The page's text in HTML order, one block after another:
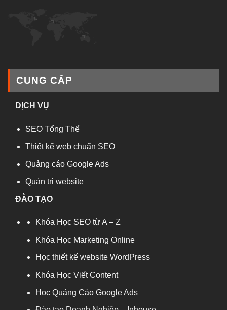
CUNG CẤP
DỊCH VỤ
SEO Tổng Thể
Thiết kế web chuẩn SEO
Quảng cáo Google Ads
Quản trị website
ĐÀO TẠO
Khóa Học SEO từ A – Z
Khóa Học Marketing Online
Học thiết kế website WordPress
Khóa Học Viết Content
Học Quảng Cáo Google Ads